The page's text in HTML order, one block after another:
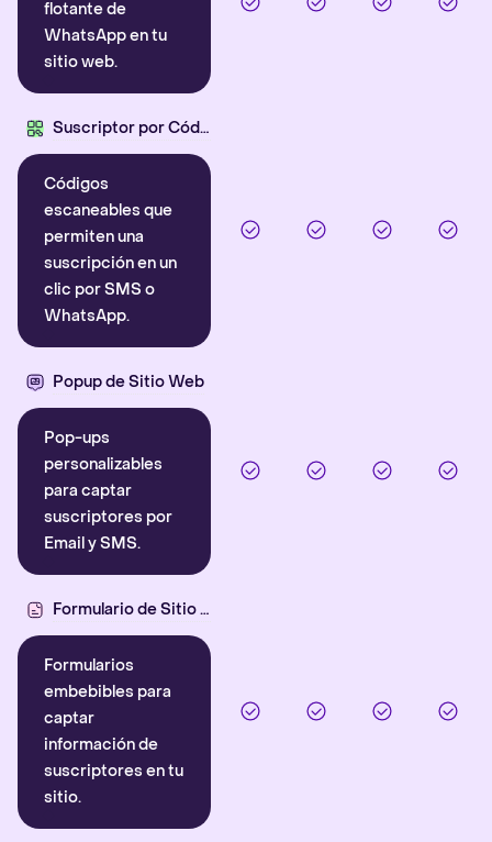
flotante de
WhatsApp en tu
sitio web.
Suscriptor por Código QR
Códigos
escaneables que
permiten una
suscripción en un
clic por SMS o
WhatsApp.
Popup de Sitio Web
Pop-ups
personalizables
para captar
suscriptores por
Email y SMS.
Formulario de Sitio Web
Formularios
embebibles para
captar
información de
suscriptores en tu
sitio.